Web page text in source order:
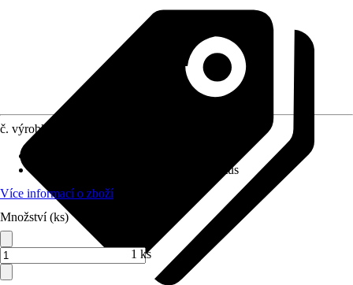
č. výrobku
Hemianthus glomeratus
Více informací o zboží
Množství (ks)
1 ks